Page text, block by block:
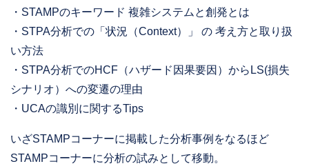
・STAMPのキーワード 複雑システムと創発とは
・STPA分析での「状況（Context）」 の 考え⽅と取り扱
い⽅法
・STPA分析でのHCF（ハザード因果要因）からLS(損失
シナリオ）への変遷の理由
・UCAの識別に関するTips
いざSTAMPコーナーに掲載した分析事例をなるほど
STAMPコーナーに分析の試みとして移動。